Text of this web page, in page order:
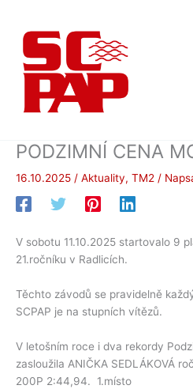
obsah
PODZIMNÍ CENA
16.10.2025 / Aktuality, TM2 /
V sobotu 11.10.2025 startovalo 9
21.ročníku v Radlicích.
Těchto závodů se pravidelně
SCPAP je na stupních vítězů.
V letošním roce i dva rekordy
zasloužila ANIČKA SEDLÁKOVÁ
200P 2:44,94. 1.místo